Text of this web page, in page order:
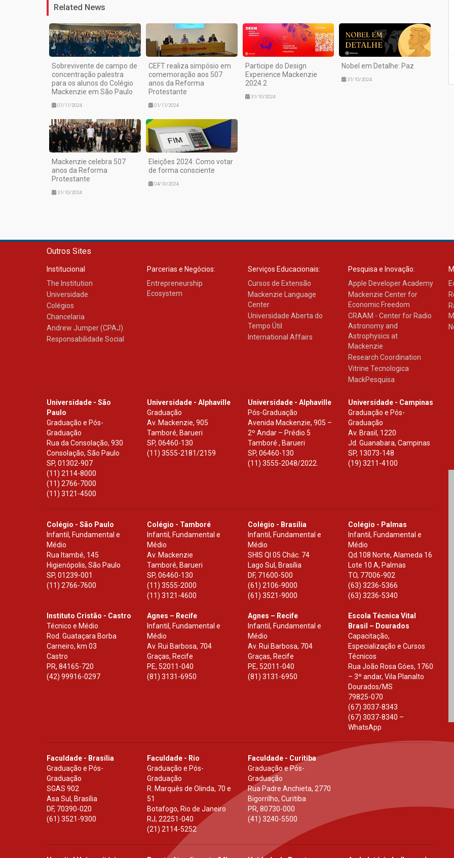
Related News
Sobrevivente de campo de
concentração palestra
para os alunos do Colégio
Mackenzie em São Paulo
01/11/2024
CEFT realiza simpósio em
comemoração aos 507
anos da Reforma
Protestante
01/11/2024
Participe do Design
Experience Mackenzie
2024.2
31/10/2024
Nobel em Detalhe: Paz
31/10/2024
Mackenzie celebra 507
anos da Reforma
Protestante
31/10/2024
Eleições 2024: Como votar
de forma consciente
04/10/2024
Outros Sites
Institucional
The Institution
Universidade
Colégios
Chancelaria
Andrew Jumper (CPAJ)
Responsabilidade Social
Parcerias e Negócios:
Entrepreneurship
Ecosystem
Serviços Educacionais:
Cursos de Extensão
Mackenzie Language
Center
Universidade Aberta do
Tempo Útil
International Affairs
Pesquisa e Inovação:
Apple Developer Academy
Mackenzie Center for
Economic Freedom
CRAAM - Center for Radio
Astronomy and
Astrophysics at
Mackenzie
Research Coordination
Vitrine Tecnologica
MackPesquisa
Universidade - São
Paulo
Graduação e Pós-
Graduação
Rua da Consolação, 930
Consolação, São Paulo
SP, 01302-907
(11) 2114-8000
(11) 2766-7000
(11) 3121-4500
Universidade - Alphaville
Graduação
Av. Mackenzie, 905
Tamboré, Barueri
SP,06460-130
(11) 3555-2181/2159
Universidade - Alphaville
Pós-Graduação
Avenida Mackenzie, 905 –
2º Andar – Prédio 5
Tamboré , Barueri
SP, 06460-130
(11) 3555-2048/2022.
Universidade - Campinas
Graduação e Pós-
Graduação
Av. Brasil, 1220
Jd. Guanabara, Campinas
SP, 13073-148
(19) 3211-4100
Colégio - São Paulo
Infantil, Fundamental e
Médio
Rua Itambé, 145
Higienópolis, São Paulo
SP, 01239-001
(11) 2766-7600
Colégio - Tamboré
Infantil, Fundamental e
Médio
Av. Mackenzie
Tamboré, Barueri
SP,06460-130
(11) 3555-2000
(11) 3121-4600
Colégio - Brasília
Infantil, Fundamental e
Médio
SHIS Ql 05 Chác. 74
Lago Sul, Brasília
DF, 71600-500
(61) 2106-9000
(61) 3521-9000
Colégio - Palmas
Infantil, Fundamental e
Médio
Qd.108 Norte, Alameda 16
Lote 10 A, Palmas
TO, 77006-902
(63) 3236-5366
(63) 3236-5340
Instituto Cristão - Castro
Técnico e Médio
Rod. Guataçara Borba
Carneiro, km 03
Castro
PR, 84165-720
(42) 99916-0297
Agnes – Recife
Infantil, Fundamental e
Médio
Av. Rui Barbosa, 704
Graças, Recife
PE, 52011-040
(81) 3131-6950
Agnes – Recife
Infantil, Fundamental e
Médio
Av. Rui Barbosa, 704
Graças, Recife
PE, 52011-040
(81) 3131-6950
Escola Técnica Vital
Brasil – Dourados
Capacitação,
Especialização e Cursos
Técnicos
Rua João Rosa Góes, 1760
– 3º andar, Vila Planalto
Dourados/MS
79825-070
(67) 3037-8343
(67) 3037-8340 –
WhatsApp
Faculdade - Brasília
Graduação e Pós-
Graduação
SGAS 902
Asa Sul, Brasília
DF, 70390-020
(61) 3521-9300
Faculdade - Rio
Graduação e Pós-
Graduação
R. Marquês de Olinda, 70 e
51
Botafogo, Rio de Janeiro
RJ,22251-040
(21) 2114-5252
Faculdade - Curitiba
Graduação e Pós-
Graduação
Rua Padre Anchieta, 2770
Bigorrilho, Curitiba
PR, 80730-000
(41) 3240-5500